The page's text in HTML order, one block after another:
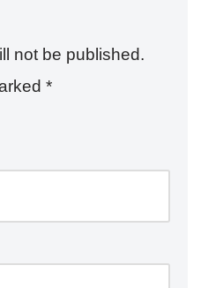
not be published.
*